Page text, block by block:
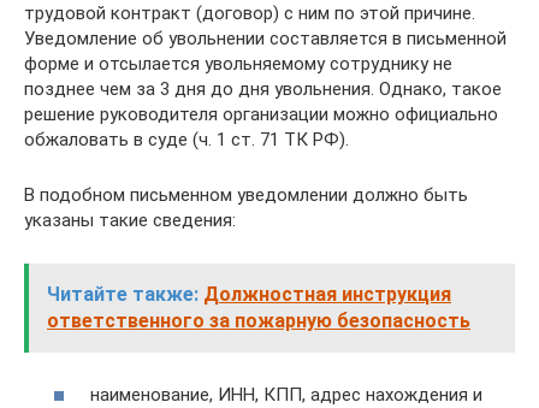
трудовой контракт (договор) с ним по этой причине.
Уведомление об увольнении составляется в письменной
форме и отсылается увольняемому сотруднику не
позднее чем за 3 дня до дня увольнения. Однако, такое
решение руководителя организации можно официально
обжаловать в суде (ч. 1 ст. 71 ТК РФ).
В подобном письменном уведомлении должно быть
указаны такие сведения:
Читайте также: Должностная инструкция
ответственного за пожарную безопасность
наименование, ИНН, КПП, адрес нахождения и